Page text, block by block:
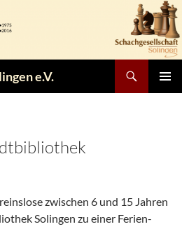
e.V.
zwischen 6 und 15 Jahren
Solingen zu einer Ferien-